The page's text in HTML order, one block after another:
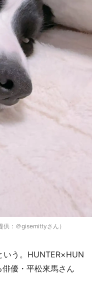
：＠gisemittyさん）
いう。HUNTER×HUN
優・平松來馬さん